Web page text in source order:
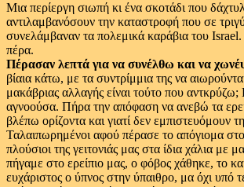
Μια περίεργη σιωπή κι ένα σκοτάδι που
αντιλαμβανόσουν την καταστροφή που σε
συνελάμβαναν τα πολεμικά καράβια του
πέρα.
Πέρασαν λεπτά για να συνέλθω και να
βίαια κάτω, με τα συντρίμμια της να
μακάβριας αλλαγής είναι τούτο που
αγνοούσα. Πήρα την απόφαση να ανεβώ τα
βλέπω ορίζοντα και γιατί δεν
Ταλαιπωρημένοι αφού πέρασε το απόγιομα
πλούσιοι της γειτονιάς μας στα ίδια χάλια
πήγαμε στο ερείπιο μας, ο φόβος χάθηκε, το
ευχάριστος ο ύπνος στην ύπαιθρο, μα όχι υπό